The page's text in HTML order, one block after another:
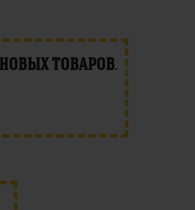
товаров.